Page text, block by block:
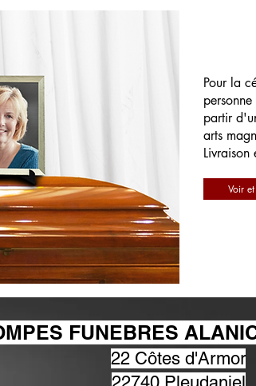
Pour la
partir
arts
Livraison
Voir
FUNEBRES
22 Côtes d'Armor